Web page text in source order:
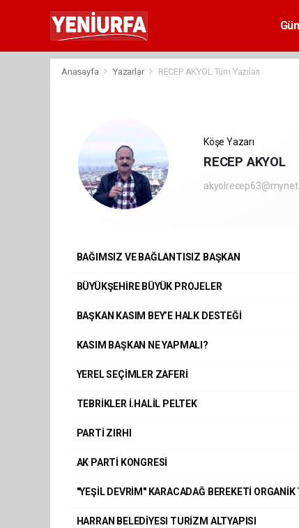
Anasayfa Yazarlar RECEP AKYOL Tüm Yazıları
Köşe Yazarı
RECEP AKYOL
BAĞIMSIZ VE BAĞLANTISIZ BAŞKAN
BÜYÜKŞEHİRE BÜYÜK PROJELER
BAŞKAN KASIM BEY’E HALK DESTEĞİ
KASIM BAŞKAN NE YAPMALI?
YEREL SEÇİMLER ZAFERİ
TEBRİKLER İ.HALİL PELTEK
PARTİ ZIRHI
AK PARTİ KONGRESİ
"YEŞİL DEVRİM" KARACADAĞ BEREKETİ ORGANİK
HARRAN BELEDİYESI TURİZM ALTYAPISI